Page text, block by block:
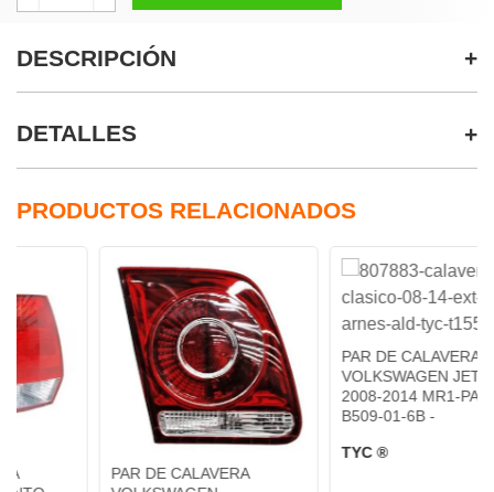
DESCRIPCIÓN
DETALLES
PRODUCTOS RELACIONADOS
PAR DE CALAVERA
PAR DE CALAVERA
VOLKSWAGEN JETTA
2008-2014 MR1-PAR-11-
B509-01-6B -